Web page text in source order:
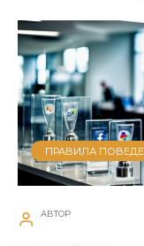
ПРАВИЛА
АВТОР